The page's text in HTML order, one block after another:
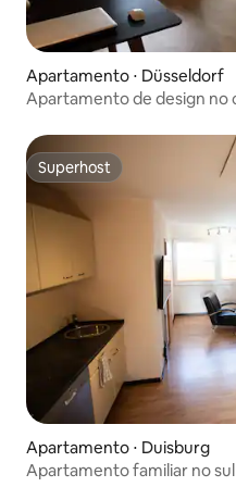
Apartamento ⋅ Düsseldorf
Apartamento de design no
Superhost
Superhost
Apartamento ⋅ Duisburg
Apartamento familiar no